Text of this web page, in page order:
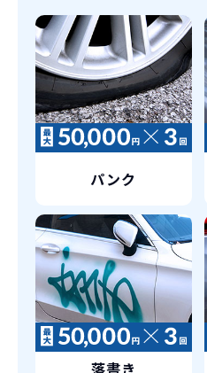
お車を返
必要が
通常のカーリースの
して乗るか、購入す
しかし、イッカーズ
ず返却していただく
とで「超低価格」を
新型の新車に
車はだいたい３年く
もちろん、その人に
車に常に乗り続けら
く、人にも自慢でき
維持にかかる、毎年
コミ。3年契約なので
｢自動車重量税｣、｢
料」などが不要とな
パンク